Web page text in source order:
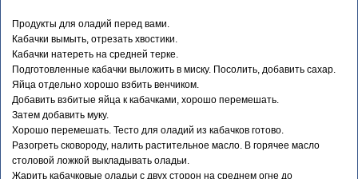
Продукты для оладий перед вами.
Кабачки вымыть, отрезать хвостики.
Кабачки натереть на средней терке.
Подготовленные кабачки выложить в миску. Посолить, добавить сахар.
Яйца отдельно хорошо взбить венчиком.
Добавить взбитые яйца к кабачками, хорошо перемешать.
Затем добавить муку.
Хорошо перемешать. Тесто для оладий из кабачков готово.
Разогреть сковороду, налить растительное масло. В горячее масло
столовой ложкой выкладывать оладьи.
Жарить кабачковые оладьи с двух сторон на среднем огне до